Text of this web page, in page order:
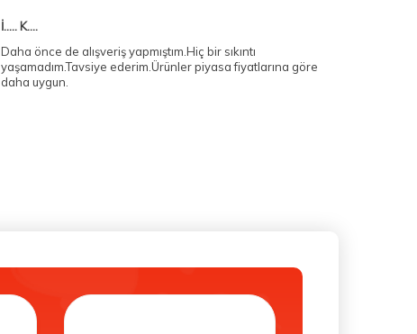
İ..... K....
Daha önce de alışveriş yapmıştım.Hiç bir sıkıntı
yaşamadım.Tavsiye ederim.Ürünler piyasa fiyatlarına göre
daha uygun.